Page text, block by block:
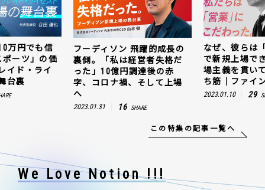
万円でも信
ーツ」の価
イド・ライ
台裏
フーディソン 飛躍的成長の
裏側。「私は経営者失格だ
った」10億円調達後の赤
字、コロナ禍、そして上場
へ
2023.01.31 16 SHARE
なぜ、彼らは
で新規上場で
場主義を貫い
ち筋｜ファイ
2023.01.10 29
この特集の記事一覧へ
We Love Notion !!!